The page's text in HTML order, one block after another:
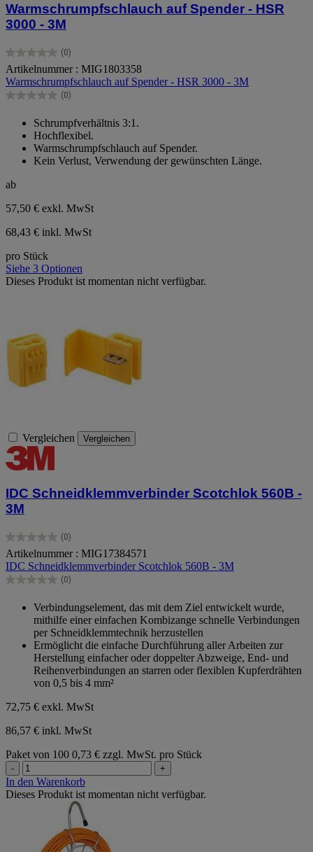
Warmschrumpfschlauch auf Spender - HSR
3000 - 3M
(0)
0.0
von
5
Sternen.
Artikelnummer : MIG1803358
Warmschrumpfschlauch auf Spender - HSR 3000 - 3M
(0)
0.0
Sternen.
Schrumpfverhältnis 3:1.
Hochflexibel.
Warmschrumpfschlauch auf Spender.
Kein Verlust, Verwendung der gewünschten Länge.
ab
57,50 € exkl. MwSt
68,43 € inkl. MwSt
pro Stück
Siehe 3 Optionen
Dieses Produkt ist momentan nicht verfügbar.
Vergleichen Vergleichen
IDC Schneidklemmverbinder Scotchlok 560B -
3M
(0)
0.0
von
5
Sternen.
Artikelnummer : MIG17384571
IDC Schneidklemmverbinder Scotchlok 560B - 3M
(0)
0.0
Sternen.
Verbindungselement, das mit dem Ziel entwickelt wurde,
mithilfe einer einfachen Kombizange schnelle Verbindungen
per Schneidklemmtechnik herzustellen
Ermöglicht die einfache Durchführung aller Arbeiten zur
Herstellung einfacher oder doppelter Abzweige, End- und
Reihenverbindungen an starren oder flexiblen Kupferdrähten
von 0,5 bis 4 mm²
72,75 € exkl. MwSt
86,57 € inkl. MwSt
Paket von 100 0,73 € zzgl. MwSt. pro Stück
- +
In den Warenkorb
Dieses Produkt ist momentan nicht verfügbar.